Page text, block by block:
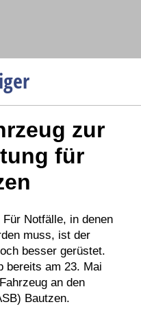
zur
für
Für Notfälle, in denen
muss, ist der
besser gerüstet.
bereits am 23. Mai
an den
Bautzen.